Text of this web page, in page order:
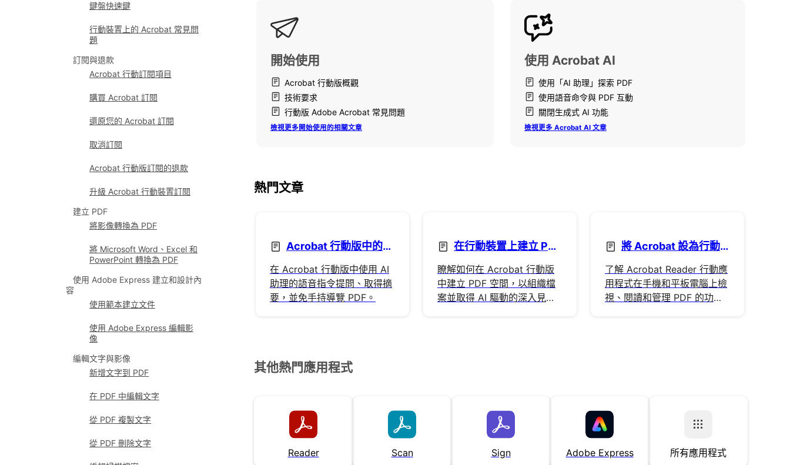
鍵盤快速鍵
行動裝置上的 Acrobat 常見問
題
訂閱與退款
Acrobat 行動訂閱項目
購買 Acrobat 訂閱
還原您的 Acrobat 訂閱
取消訂閱
Acrobat 行動版訂閱的退款
升級 Acrobat 行動裝置訂閱
建立 PDF
將影像轉換為 PDF
將 Microsoft Word、Excel 和
PowerPoint 轉換為 PDF
使用 Adobe Express 建立和設計內
容
使用範本建立文件
使用 Adobe Express 編輯影
像
編輯文字與影像
新增文字到 PDF
在 PDF 中編輯文字
從 PDF 複製文字
從 PDF 刪除文字
開始使用
Acrobat 行動版概觀
技術要求
行動版 Adobe Acrobat 常見問題
檢視更多開始使用的相關文章
使用 Acrobat AI
使用「AI 助理」探索 PDF
使用語音命令與 PDF 互動
關閉生成式 AI 功能
檢視更多 Acrobat AI 文章
熱門文章
Acrobat 行動版中的
在 Acrobat 行動版中使用 AI
助理的語音指令提問、取得摘
要，並免手持導覽 PDF。
在行動裝置上建立 PDF
瞭解如何在 Acrobat 行動版
中建立 PDF 空間，以組織檔
案並取得 AI 驅動的深入見
將 Acrobat 設為行動
了解 Acrobat Reader 行動應
用程式在手機和平板電腦上檢
視、閱讀和管理 PDF 的功
其他熱門應用程式
Reader Scan Sign Adobe Express 所有應用程式